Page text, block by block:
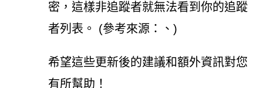
密，這樣非追蹤者就無法看到你的追蹤
者列表。 (參考來源：、)
希望這些更新後的建議和額外資訊對您
有所幫助！